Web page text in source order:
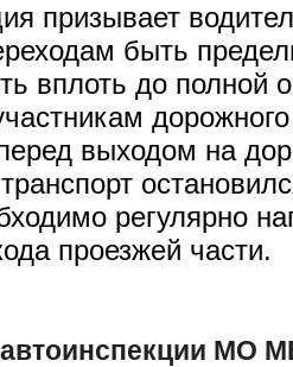
призывает
быть
вплоть до полной
выходом на
регулярно
проезжей части.
МО